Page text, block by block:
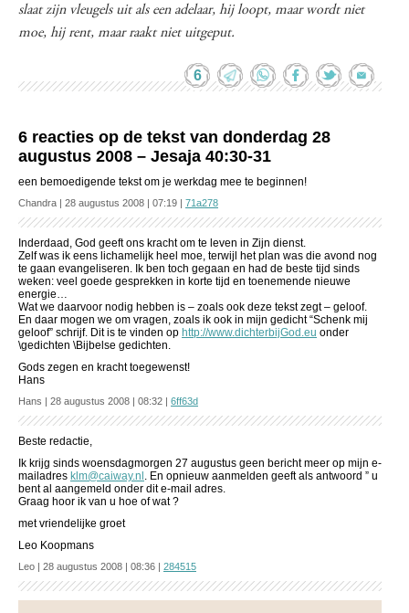
slaat zijn vleugels uit als een adelaar, hij loopt, maar wordt niet
moe, hij rent, maar raakt niet uitgeput.
6
6 reacties op de tekst van donderdag 28
augustus 2008 – Jesaja 40:30-31
een bemoedigende tekst om je werkdag mee te beginnen!
Chandra | 28 augustus 2008 | 07:19 | 71a278
Inderdaad, God geeft ons kracht om te leven in Zijn dienst.
Zelf was ik eens lichamelijk heel moe, terwijl het plan was die avond nog
te gaan evangeliseren. Ik ben toch gegaan en had de beste tijd sinds
weken: veel goede gesprekken in korte tijd en toenemende nieuwe
energie…
Wat we daarvoor nodig hebben is – zoals ook deze tekst zegt – geloof.
En daar mogen we om vragen, zoals ik ook in mijn gedicht “Schenk mij
geloof” schrijf. Dit is te vinden op http://www.dichterbijGod.eu onder
\gedichten \Bijbelse gedichten.
Gods zegen en kracht toegewenst!
Hans
Hans | 28 augustus 2008 | 08:32 | 6ff63d
Beste redactie,
Ik krijg sinds woensdagmorgen 27 augustus geen bericht meer op mijn e-
mailadres klm@caiway.nl . En opnieuw aanmelden geeft als antwoord ” u
bent al aangemeld onder dit e-mail adres.
Graag hoor ik van u hoe of wat ?
met vriendelijke groet
Leo Koopmans
Leo | 28 augustus 2008 | 08:36 | 284515